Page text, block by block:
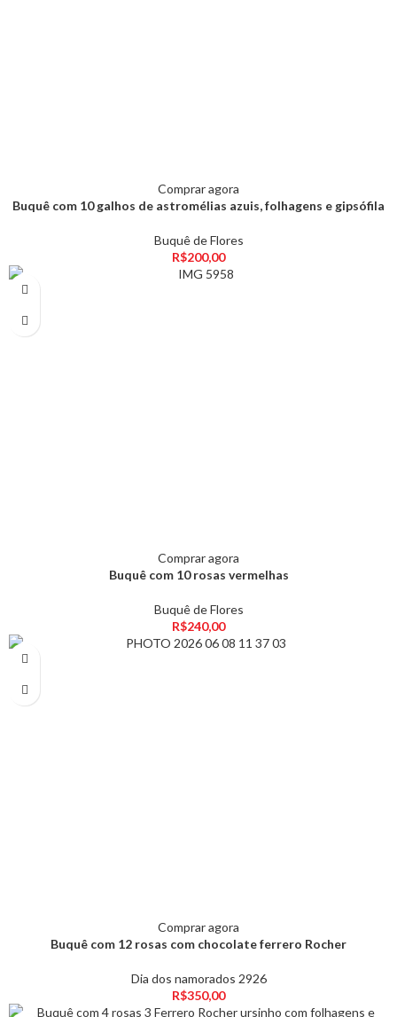
Comprar agora
Buquê com 10 galhos de astromélias azuis, folhagens e gipsófila
Buquê de Flores
R$200,00
Comprar agora
Buquê com 10 rosas vermelhas
Buquê de Flores
R$240,00
Comprar agora
Buquê com 12 rosas com chocolate ferrero Rocher
Dia dos namorados 2926
R$350,00